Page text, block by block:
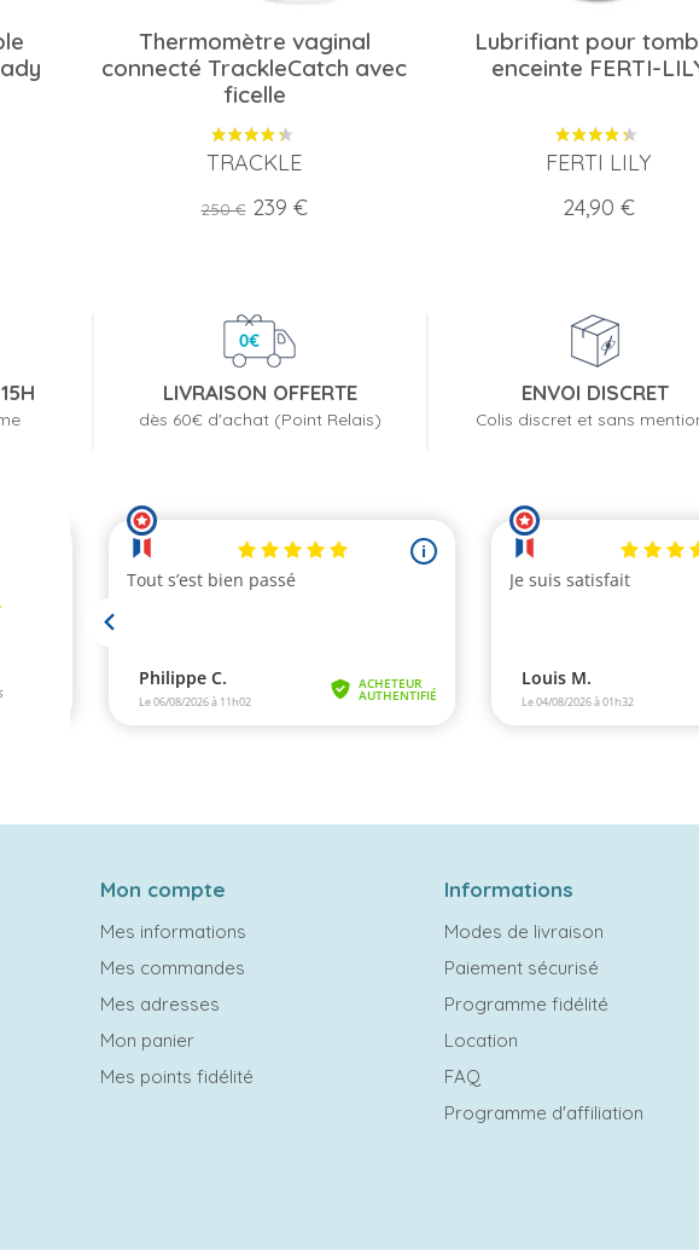
Thermomètre vaginal
connecté TrackleCatch avec
ficelle
TRACKLE
Prix
250 € Prix
239 €
Lubrifiant pour
enceinte FERTI-
FERTI LILY
Prix
24,90 €
LIVRAISON OFFERTE
dès 60€ d'achat (Point Relais)
ENVOI DISCRET
Colis discret et sans
Mon compte
Mes informations
Mes commandes
Mes adresses
Mon panier
Mes points fidélité
Informations
Modes de livraison
Paiement sécurisé
Programme fidélité
Location
FAQ
Programme d'affiliation